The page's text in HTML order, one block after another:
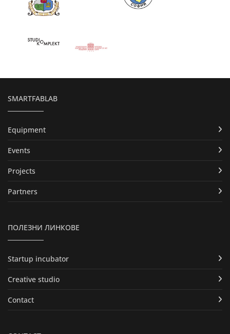
SMARTFABLAB
Equipment
Events
Projects
Partners
ПОЛЕЗНИ ЛИНКОВЕ
Startup incubator
Creative studio
Contact